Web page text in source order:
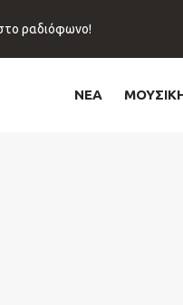
ραδιόφωνο!
ΝΕΑ